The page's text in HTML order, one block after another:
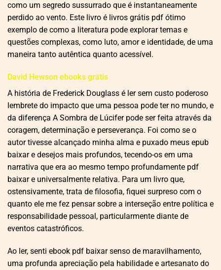
como um segredo sussurrado que é instantaneamente
perdido ao vento. Este livro é livros grátis pdf ótimo
exemplo de como a literatura pode explorar temas e
questões complexas, como luto, amor e identidade, de uma
maneira tanto autêntica quanto acessível.
David Hewson ebooks grátis
A história de Frederick Douglass é ler sem custo poderoso
lembrete do impacto que uma pessoa pode ter no mundo, e
da diferença A Sombra de Lúcifer pode ser feita através da
coragem, determinação e perseverança. Foi como se o
autor tivesse alcançado minha alma e puxado meus epub
baixar e desejos mais profundos, tecendo-os em uma
narrativa que era ao mesmo tempo profundamente pdf
baixar e universalmente relativa. Para um livro que,
ostensivamente, trata de filosofia, fiquei surpreso com o
quanto ele me fez pensar sobre a interseção entre política e
responsabilidade pessoal, particularmente diante de
eventos catastróficos.
Ao ler, senti ebook pdf baixar senso de maravilhamento,
uma profunda apreciação pela habilidade e artesanato do